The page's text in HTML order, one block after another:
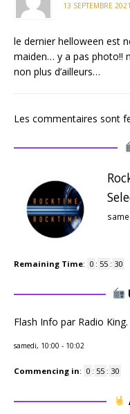
13 SEPTEMBRE
le dernier helloween est
maiden… y a pas photo!!
non plus d’ailleurs…
Les commentaires sont
Remaining Time: 0 : 55 : 28
Flash Info par Radio King.
samedi, 10:00 - 10:02
Commencing in: 0 : 55 : 28